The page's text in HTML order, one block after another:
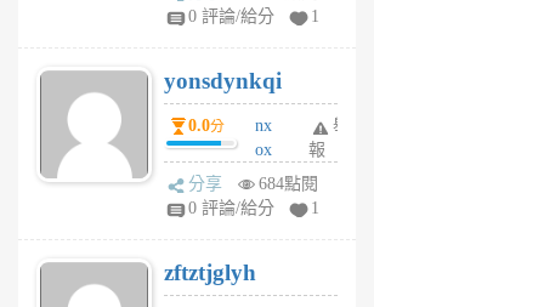
sv
6
個
月
前
0 評論/給分
1
yonsdynkqi
0.0分
nx
ox
rh
pe
月
舉
報
分享
684點閱
0 評論/給分
1
zftztjglyh